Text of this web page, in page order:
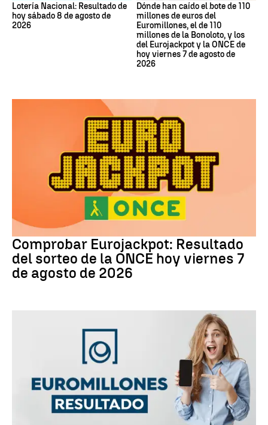
Lotería Nacional: Resultado de
hoy sábado 8 de agosto de
2026
Dónde han caído el bote de 110
millones de euros del
Euromillones, el de 110
millones de la Bonoloto, y los
del Eurojackpot y la ONCE de
hoy viernes 7 de agosto de
2026
Eurojackpot
Comprobar Eurojackpot: Resultado
del sorteo de la ONCE hoy viernes 7
de agosto de 2026